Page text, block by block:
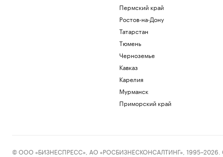
Пермский край
Ростов-на-Дону
Татарстан
Тюмень
Черноземье
Кавказ
Карелия
Мурманск
Приморский край
© ООО «БИЗНЕСПРЕСС», АО «РОСБИЗНЕСКОНСАЛТИНГ», 1995–2026.